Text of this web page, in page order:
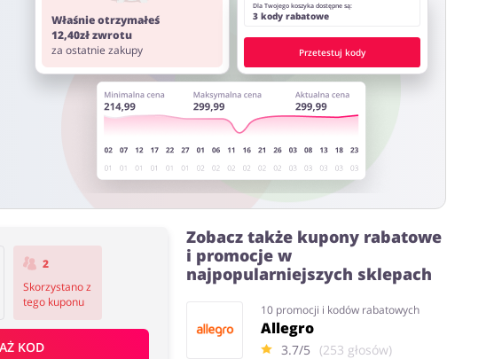
Właśnie otrzymałeś
12,40zł zwrotu
za ostatnie zakupy
Dla Twojego koszyka dostępne są:
3 kody rabatowe
Przetestuj kody
2
Skorzystano z
tego kuponu
KOD
Zobacz także kupony rabatowe
i promocje w
najpopularniejszych sklepach
10 promocji i kodów rabatowych
Allegro
3.7/5 (253 głosów)